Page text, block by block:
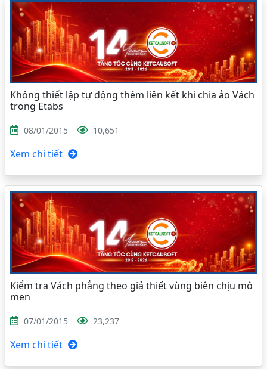
Không thiết lập tự động thêm liên kết khi chia ảo Vách
trong Etabs
08/01/2015 10,651
Xem chi tiết
Kiểm tra Vách phẳng theo giả thiết vùng biên chịu mô
men
07/01/2015 23,237
Xem chi tiết